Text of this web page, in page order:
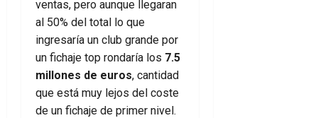
ventas, pero aunque llegaran
al 50% del total lo que
ingresaría un club grande por
un fichaje top rondaría los 7.5
millones de euros, cantidad
que está muy lejos del coste
de un fichaje de primer nivel.